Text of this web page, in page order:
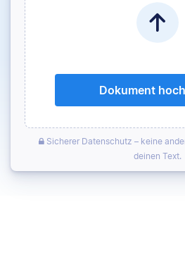
Dokument
Sicherer Datenschutz – keine
deinen Text.